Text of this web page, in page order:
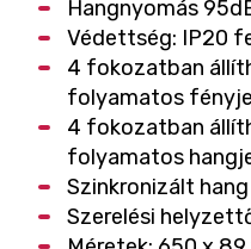
Hangnyomás
Védettség: IP20
4 fokozatban
folyamatos
4 fokozatban
folyamatos
Szinkronizált
Szerelési